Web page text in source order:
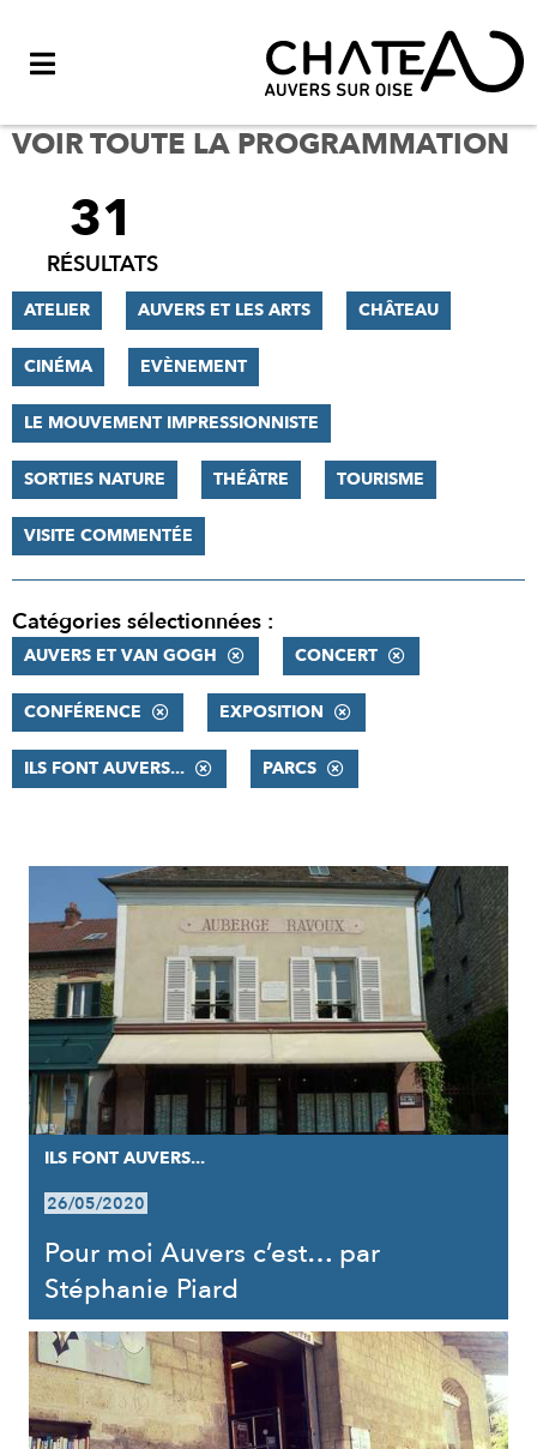
VOIR TOUTE LA PROGRAMMATION
FILTRER
RÉSULTATS
31
RÉSULTATS
ATELIER AUVERS ET LES ARTS CHÂTEAU
CINÉMA EVÈNEMENT
LE MOUVEMENT IMPRESSIONNISTE
SORTIES NATURE THÉÂTRE TOURISME
VISITE COMMENTÉE
Catégories sélectionnées :
AUVERS ET VAN GOGH CONCERT
CONFÉRENCE EXPOSITION
ILS FONT AUVERS... PARCS
RÉSULTATS
ILS FONT AUVERS...
26/05/2020
Pour moi Auvers c’est… par
Stéphanie Piard